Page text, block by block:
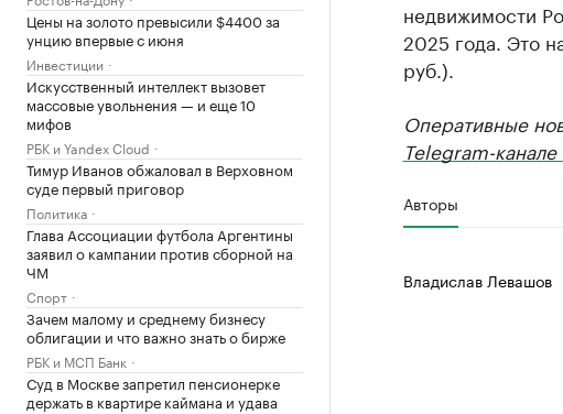
Цены на золото превысили $4400 за
унцию впервые с июня
Инвестиции
Искусственный интеллект вызовет
массовые увольнения — и еще 10
мифов
РБК и Yandex Cloud
Тимур Иванов обжаловал в Верховном
суде первый приговор
Политика
Глава Ассоциации футбола Аргентины
заявил о кампании против сборной на
ЧМ
Спорт
Зачем малому и среднему бизнесу
облигации и что важно знать о бирже
РБК и МСП Банк
Суд в Москве запретил пенсионерке
держать в квартире каймана и удава
недвижимости
2025 года. Это
руб.).
Оперативные
Telegram-
Авторы
Владислав Левашов